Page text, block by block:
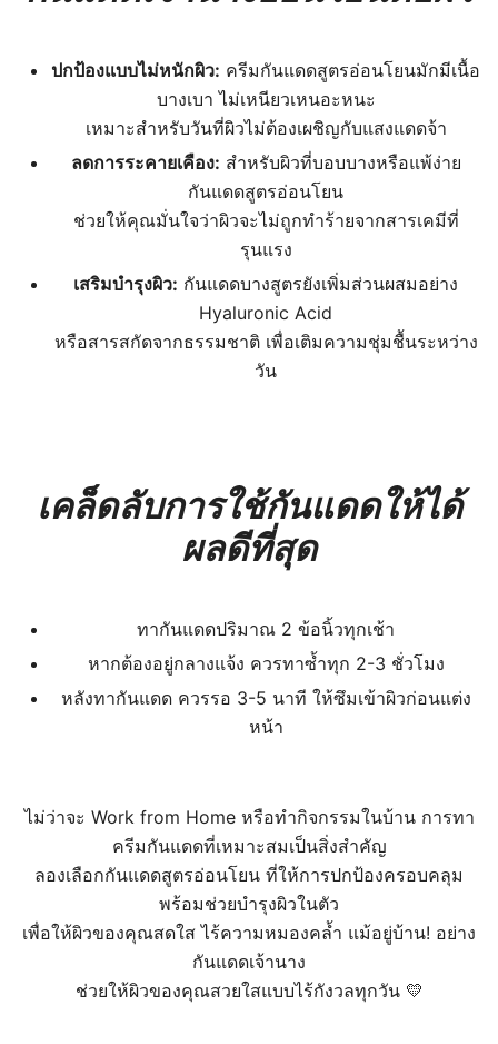
ปกป้องแบบไม่หนักผิว: ครีมกันแดดสูตรอ่อนโยนมักมีเนื้อ
บางเบา ไม่เหนียวเหนอะหนะ
เหมาะสำหรับวันที่ผิวไม่ต้องเผชิญกับแสงแดดจ้า
ลดการระคายเคือง: สำหรับผิวที่บอบบางหรือแพ้ง่าย
กันแดดสูตรอ่อนโยน
ช่วยให้คุณมั่นใจว่าผิวจะไม่ถูกทำร้ายจากสารเคมีที่
รุนแรง
เสริมบำรุงผิว: กันแดดบางสูตรยังเพิ่มส่วนผสมอย่าง
Hyaluronic Acid
หรือสารสกัดจากธรรมชาติ เพื่อเติมความชุ่มชื้นระหว่าง
วัน
เคล็ดลับการใช้กันแดดให้ได้
ผลดีที่สุด
ทากันแดดปริมาณ 2 ข้อนิ้วทุกเช้า
หากต้องอยู่กลางแจ้ง ควรทาซ้ำทุก 2-3 ชั่วโมง
หลังทากันแดด ควรรอ 3-5 นาที ให้ซึมเข้าผิวก่อนแต่ง
หน้า
ไม่ว่าจะ Work from Home หรือทำกิจกรรมในบ้าน การทา
ครีมกันแดดที่เหมาะสมเป็นสิ่งสำคัญ
ลองเลือกกันแดดสูตรอ่อนโยน ที่ให้การปกป้องครอบคลุม
พร้อมช่วยบำรุงผิวในตัว
เพื่อให้ผิวของคุณสดใส ไร้ความหมองคล้ำ แม้อยู่บ้าน! อย่าง
กันแดดเจ้านาง
ช่วยให้ผิวของคุณสวยใสแบบไร้กังวลทุกวัน 💛